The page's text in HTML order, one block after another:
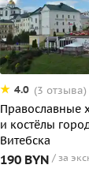
4.0 (3 отзыва)
Православные
и костёлы
Витебска
190 BYN за